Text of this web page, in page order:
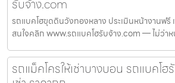
รับจ้าง.com
รถแบคโฮขุดดินวังทองหลาง ประเมินหน้างานฟรี
สนใจคลิก www.รถแบคโฮรับจ้าง.com — ไม่ว่า
รถแม็คโครให้เช่าบางบอน รถแบคโฮ